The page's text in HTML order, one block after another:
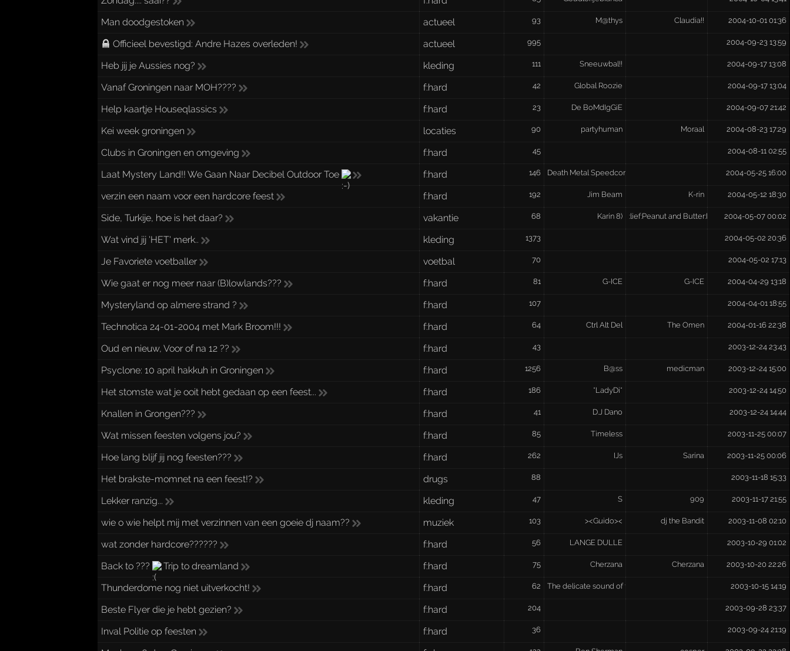
Man doodgestoken actueel 93 M@thys Claudia!! 2004-10-01 01:36
Officieel bevestigd: Andre Hazes overleden! actueel 995 2004-09-23 13:59
Heb jij je Aussies nog? kleding 111 Sneeuwbal!! 2004-09-17 13:08
Vanaf Groningen naar MOH???? f:hard 42 Global Roozie 2004-09-17 13:04
Help kaartje Houseqlassics f:hard 23 De BoMdIgGiE 2004-09-07 21:42
Kei week groningen locaties 90 partyhuman Moraal 2004-08-23 17:29
Clubs in Groningen en omgeving f:hard 45 2004-08-11 02:55
Laat Mystery Land!! We Gaan Naar Decibel Outdoor Toe f:hard 146 Death Metal Speedcore 2004-05-25 16:00
verzin een naam voor een hardcore feest f:hard 192 Jim Beam K-rin 2004-05-12 18:30
Side, Turkije, hoe is het daar? vakantie 68 Karin 8) :lief:Peanut and Butter:lief: 2004-05-07 00:02
Wat vind jij 'HET' merk.. kleding 1373 2004-05-02 20:36
Je Favoriete voetballer voetbal 70 2004-05-02 17:13
Wie gaat er nog meer naar (B)lowlands??? f:hard 81 G-ICE G-ICE 2004-04-29 13:18
Mysteryland op almere strand ? f:hard 107 2004-04-01 18:55
Technotica 24-01-2004 met Mark Broom!!! f:hard 64 Ctrl Alt Del The Omen 2004-01-16 22:38
Oud en nieuw, Voor of na 12 ?? f:hard 43 2003-12-24 23:43
Psyclone: 10 april hakkuh in Groningen f:hard 1256 B@ss medicman 2003-12-24 15:00
Het stomste wat je ooit hebt gedaan op een feest... f:hard 186 *LadyDi* 2003-12-24 14:50
Knallen in Grongen??? f:hard 41 D.J Dano 2003-12-24 14:44
Wat missen feesten volgens jou? f:hard 85 Timeless 2003-11-25 00:07
Hoe lang blijf jij nog feesten??? f:hard 262 IJs Sarina 2003-11-25 00:06
Het brakste-momnet na een feest!? drugs 88 2003-11-18 15:33
Lekker ranzig... kleding 47 S 909 2003-11-17 21:55
wie o wie helpt mij met verzinnen van een goeie dj naam?? muziek 103 ><Guido>< dj the Bandit 2003-11-08 02:10
wat zonder hardcore?????? f:hard 56 LANGE DULLE 2003-10-29 01:02
Back to ??? Trip to dreamland f:hard 75 Cherzana Cherzana 2003-10-20 22:26
Thunderdome nog niet uitverkocht! f:hard 62 The delicate sound of thunder 2003-10-15 14:19
Beste Flyer die je hebt gezien? f:hard 204 2003-09-28 23:37
Inval Politie op feesten f:hard 36 2003-09-24 21:19